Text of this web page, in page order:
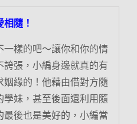
隨！
樣的吧～讓你和你的情
誇張，小編身邊就真的有
緣的！他藉由借對方隨
妹，甚至後面還利用隨
後也是美好的，小編當